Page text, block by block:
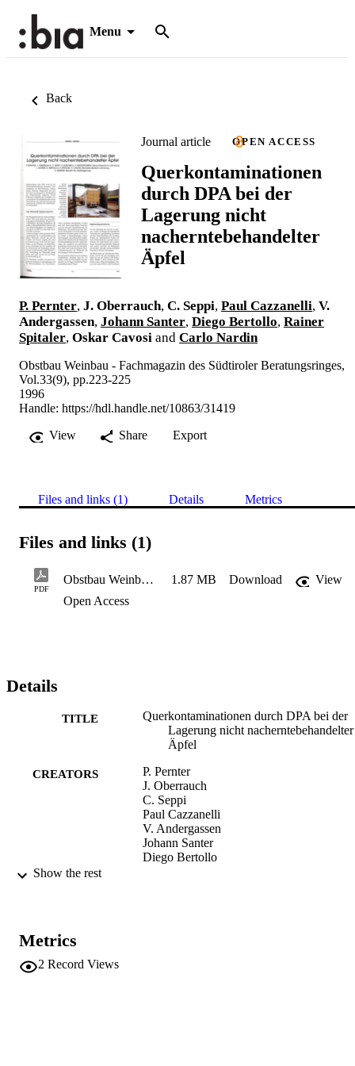
Menu
Back
Journal article OPEN ACCESS
Querkontaminationen
durch DPA bei der
Lagerung nicht
nacherntebehandelter
Äpfel
P. Pernter, J. Oberrauch, C. Seppi, Paul Cazzanelli, V.
Andergassen, Johann Santer, Diego Bertollo, Rainer
Spitaler, Oskar Cavosi and Carlo Nardin
Obstbau Weinbau - Fachmagazin des Südtiroler Beratungsringes,
Vol.33(9), pp.223-225
1996
Handle: https://hdl.handle.net/10863/31419
View
Share Export
Files and links (1) Details Metrics
Files and links (1)
PDF
Obstbau Weinbau 1996 - Querkontamination 1.87 MB Download
View
Open Access
Details
TITLE
Querkontaminationen durch DPA bei der
Lagerung nicht nacherntebehandelter
Äpfel
CREATORS
P. Pernter
J. Oberrauch
C. Seppi
Paul Cazzanelli
V. Andergassen
Johann Santer
Diego Bertollo
DETAILS
Show the rest
Metrics
2 Record Views